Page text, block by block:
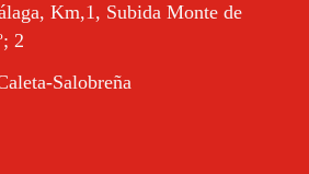
Km,1, Subida Monte de
2
Salobreña